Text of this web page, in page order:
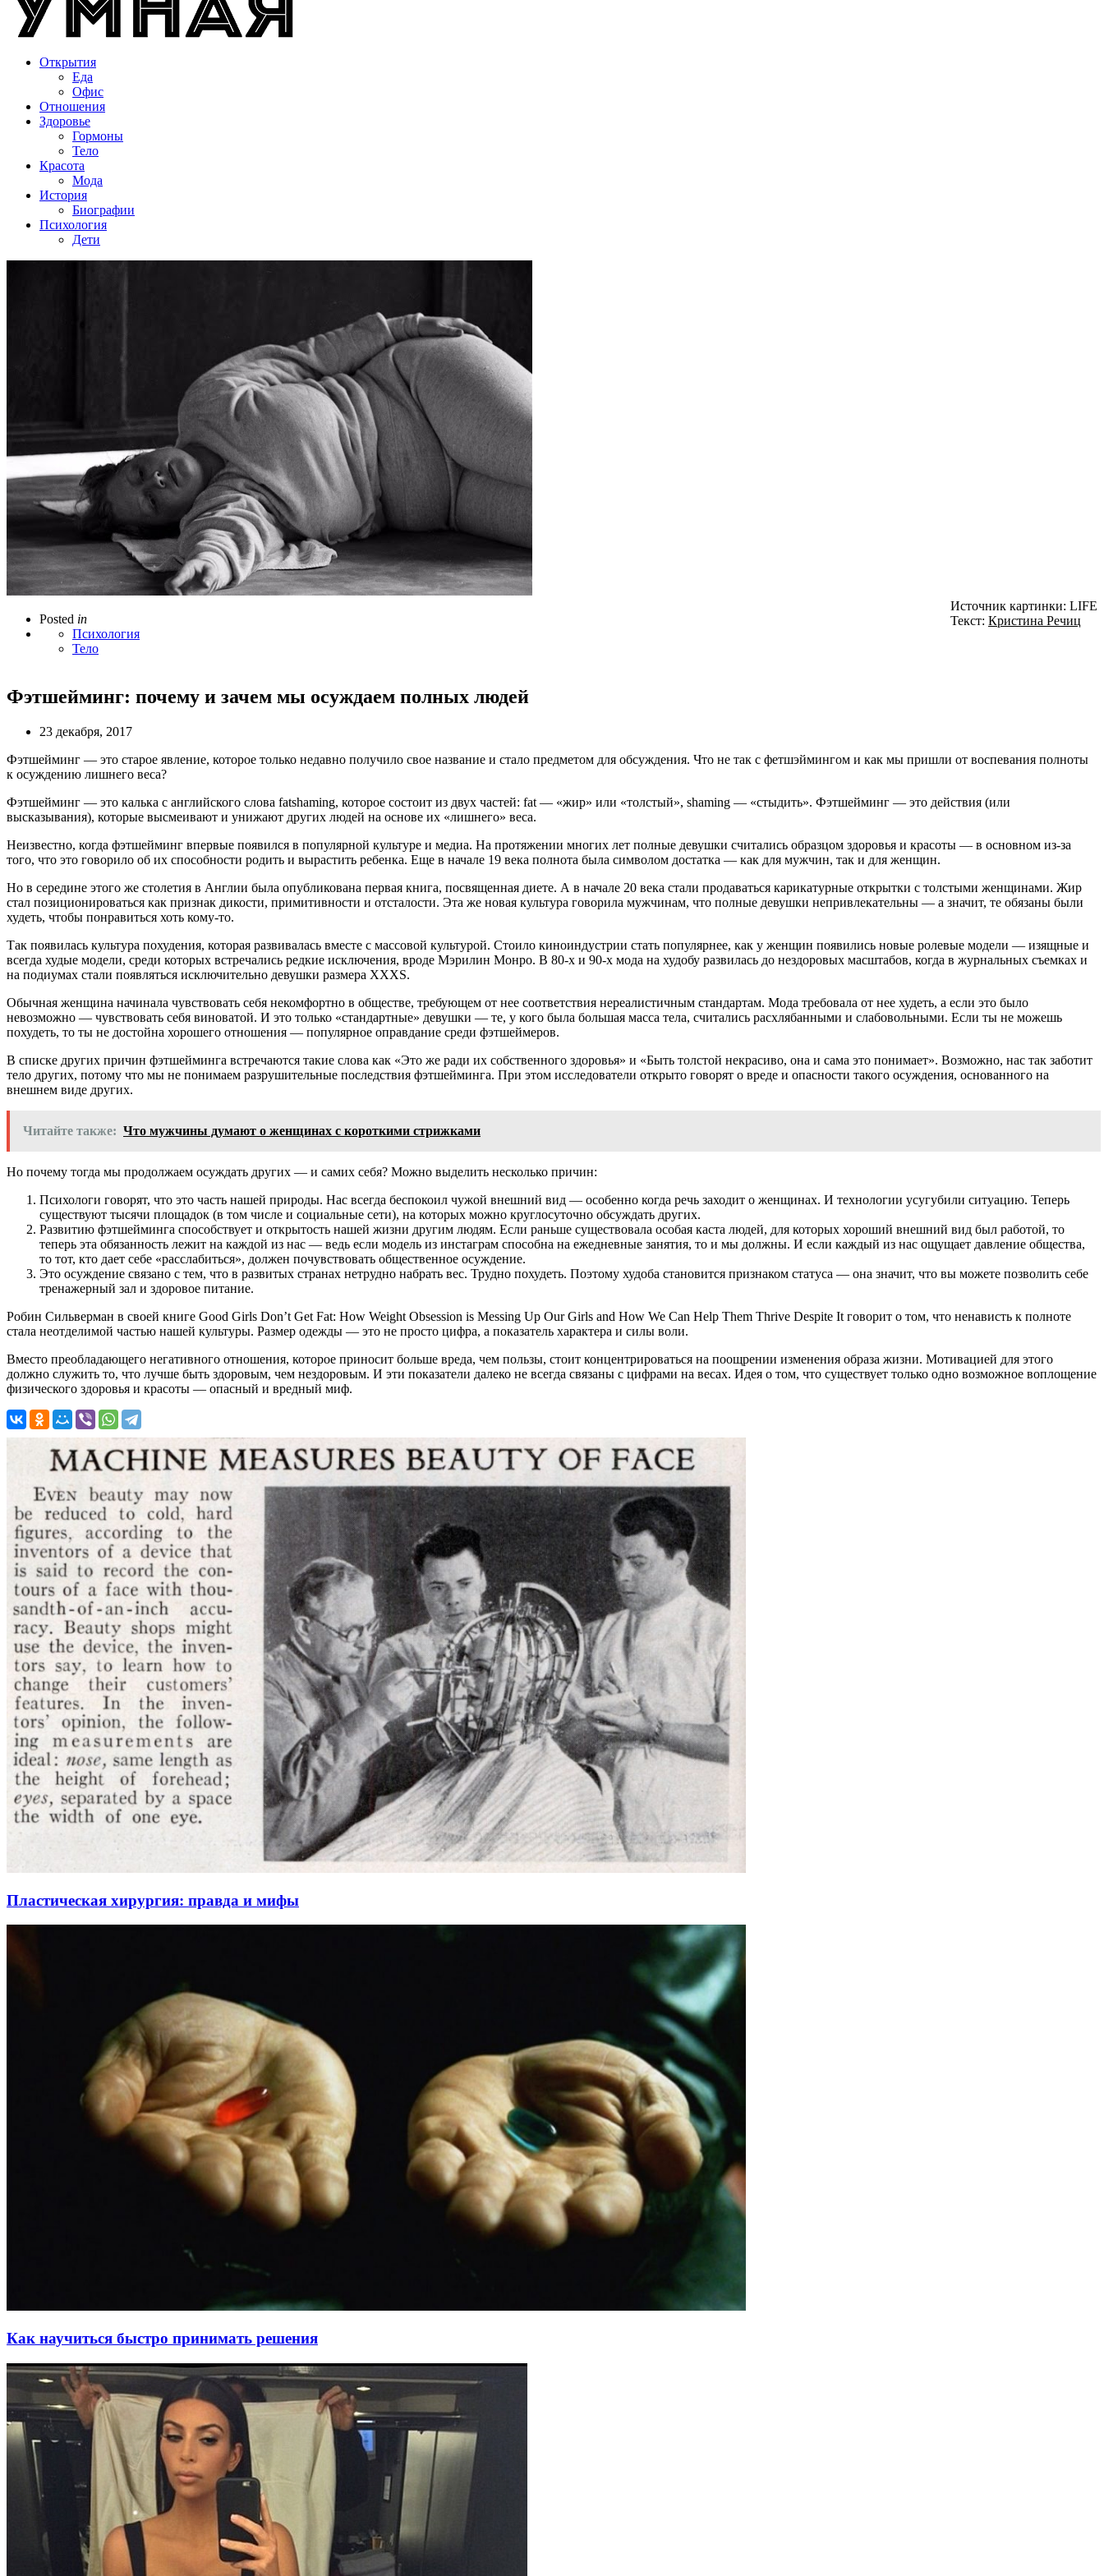
Открытия
Еда
Офис
Отношения
Здоровье
Гормоны
Тело
Красота
Мода
История
Биографии
Психология
Дети
Posted in
Психология
Тело
Источник картинки: LIFE
Текст: Кристина Речиц
Фэтшейминг: почему и зачем мы осуждаем полных людей
23 декабря, 2017
Фэтшейминг — это старое явление, которое только недавно получило свое название и стало предметом для обсуждения. Что не так с фетшэймингом и как мы пришли от воспевания полноты
к осуждению лишнего веса?
Фэтшейминг — это калька с английского слова fatshaming, которое состоит из двух частей: fat — «жир» или «толстый», shaming — «стыдить». Фэтшейминг — это действия (или
высказывания), которые высмеивают и унижают других людей на основе их «лишнего» веса.
Неизвестно, когда фэтшейминг впервые появился в популярной культуре и медиа. На протяжении многих лет полные девушки считались образцом здоровья и красоты — в основном из-за
того, что это говорило об их способности родить и вырастить ребенка. Еще в начале 19 века полнота была символом достатка — как для мужчин, так и для женщин.
Но в середине этого же столетия в Англии была опубликована первая книга, посвященная диете. А в начале 20 века стали продаваться карикатурные открытки с толстыми женщинами. Жир
стал позиционироваться как признак дикости, примитивности и отсталости. Эта же новая культура говорила мужчинам, что полные девушки непривлекательны — а значит, те обязаны были
худеть, чтобы понравиться хоть кому-то.
Так появилась культура похудения, которая развивалась вместе с массовой культурой. Стоило киноиндустрии стать популярнее, как у женщин появились новые ролевые модели — изящные и
всегда худые модели, среди которых встречались редкие исключения, вроде Мэрилин Монро. В 80-х и 90-х мода на худобу развилась до нездоровых масштабов, когда в журнальных съемках и
на подиумах стали появляться исключительно девушки размера XXXS.
Обычная женщина начинала чувствовать себя некомфортно в обществе, требующем от нее соответствия нереалистичным стандартам. Мода требовала от нее худеть, а если это было
невозможно — чувствовать себя виноватой. И это только «стандартные» девушки — те, у кого была большая масса тела, считались расхлябанными и слабовольными. Если ты не можешь
похудеть, то ты не достойна хорошего отношения — популярное оправдание среди фэтшеймеров.
В списке других причин фэтшейминга встречаются такие слова как «Это же ради их собственного здоровья» и «Быть толстой некрасиво, она и сама это понимает». Возможно, нас так заботит
тело других, потому что мы не понимаем разрушительные последствия фэтшейминга. При этом исследователи открыто говорят о вреде и опасности такого осуждения, основанного на
внешнем виде других.
Читайте также: Что мужчины думают о женщинах с короткими стрижками
Но почему тогда мы продолжаем осуждать других — и самих себя? Можно выделить несколько причин:
Психологи говорят, что это часть нашей природы. Нас всегда беспокоил чужой внешний вид — особенно когда речь заходит о женщинах. И технологии усугубили ситуацию. Теперь
существуют тысячи площадок (в том числе и социальные сети), на которых можно круглосуточно обсуждать других.
Развитию фэтшейминга способствует и открытость нашей жизни другим людям. Если раньше существовала особая каста людей, для которых хороший внешний вид был работой, то
теперь эта обязанность лежит на каждой из нас — ведь если модель из инстаграм способна на ежедневные занятия, то и мы должны. И если каждый из нас ощущает давление общества,
то тот, кто дает себе «расслабиться», должен почувствовать общественное осуждение.
Это осуждение связано с тем, что в развитых странах нетрудно набрать вес. Трудно похудеть. Поэтому худоба становится признаком статуса — она значит, что вы можете позволить себе
тренажерный зал и здоровое питание.
Робин Сильверман в своей книге Good Girls Don’t Get Fat: How Weight Obsession is Messing Up Our Girls and How We Can Help Them Thrive Despite It говорит о том, что ненависть к полноте
стала неотделимой частью нашей культуры. Размер одежды — это не просто цифра, а показатель характера и силы воли.
Вместо преобладающего негативного отношения, которое приносит больше вреда, чем пользы, стоит концентрироваться на поощрении изменения образа жизни. Мотивацией для этого
должно служить то, что лучше быть здоровым, чем нездоровым. И эти показатели далеко не всегда связаны с цифрами на весах. Идея о том, что существует только одно возможное воплощение
физического здоровья и красоты — опасный и вредный миф.
Пластическая хирургия: правда и мифы
Как научиться быстро принимать решения